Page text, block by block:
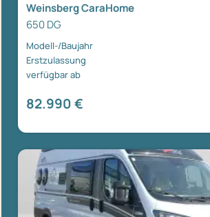
Weinsberg CaraHome
650 DG
Modell-/Baujahr
Erstzulassung
verfügbar ab
82.990 €